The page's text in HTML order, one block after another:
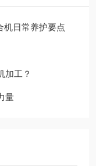
机日常养护要点
加工？
量